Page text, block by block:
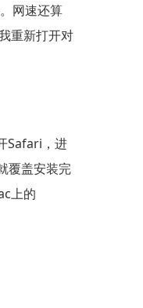
网速还算
重新打开对
Safari，进
覆盖安装完
上的